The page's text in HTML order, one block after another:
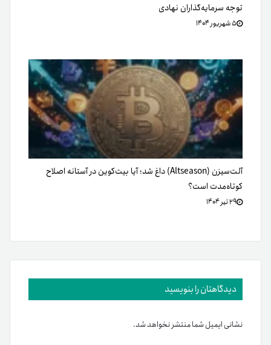
توجه سرمایه‌گذاران نهادی
۵ شهریور ۱۴۰۴
آلت‌سیزن (Altseason) داغ شد؛ آیا بیت‌کوین در آستانه اصلاح
کوتاه‌مدت است؟
۲۹ تیر ۱۴۰۴
دیدگاهتان را بنویسید
نشانی ایمیل شما منتشر نخواهد شد.